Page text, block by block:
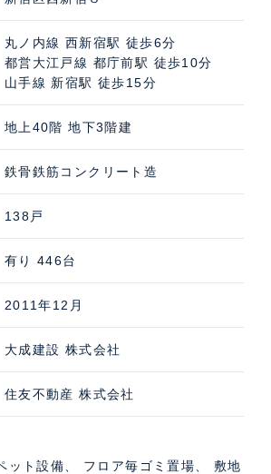
丸ノ内線 西新宿駅 徒歩6分
都営大江戸線 都庁前駅 徒歩10分
山手線 新宿駅 徒歩15分
地上40階 地下3階建
鉄骨鉄筋コンクリート造
138戸
有り 446台
2011年12月
大成建設 株式会社
住友不動産 株式会社
ット設備、 フロア毎ゴミ置場、 敷地